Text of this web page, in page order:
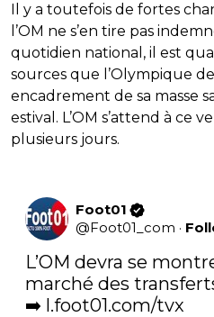
Il y a toutefois de fortes
l’OM ne s’en tire pas
quotidien national, il est
sources que l’Olympique
encadrement de sa masse
estival. L’OM s’attend à ce
plusieurs jours.
Foot01
@Foot01_com ·
L’OM devra se
marché des
➡️ l.foot01.com/tvx